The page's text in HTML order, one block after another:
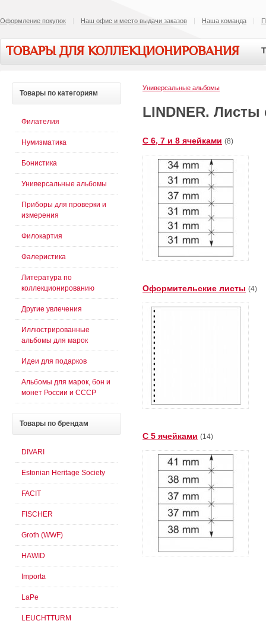
Оформление покупок Наш офис и место выдачи заказов Наша команда
ТОВАРЫ ДЛЯ КОЛЛЕКЦИОНИРОВАНИЯ
Универсальные альбомы
LINDNER.
С 6, 7 и 8 ячейками (8)
Оформительские листы (4)
С 5 ячейками (14)
Товары по категориям
Филателия
Нумизматика
Бонистика
Универсальные альбомы
Приборы для проверки и
измерения
Филокартия
Фалеристика
Литература по
коллекционированию
Другие увлечения
Иллюстрированные
альбомы для марок
Идеи для подарков
Альбомы для марок, бон и
монет России и СССР
Товары по брендам
DIVARI
Estonian Heritage Society
FACIT
FISCHER
Groth (WWF)
HAWID
Importa
LaPe
LEUCHTTURM